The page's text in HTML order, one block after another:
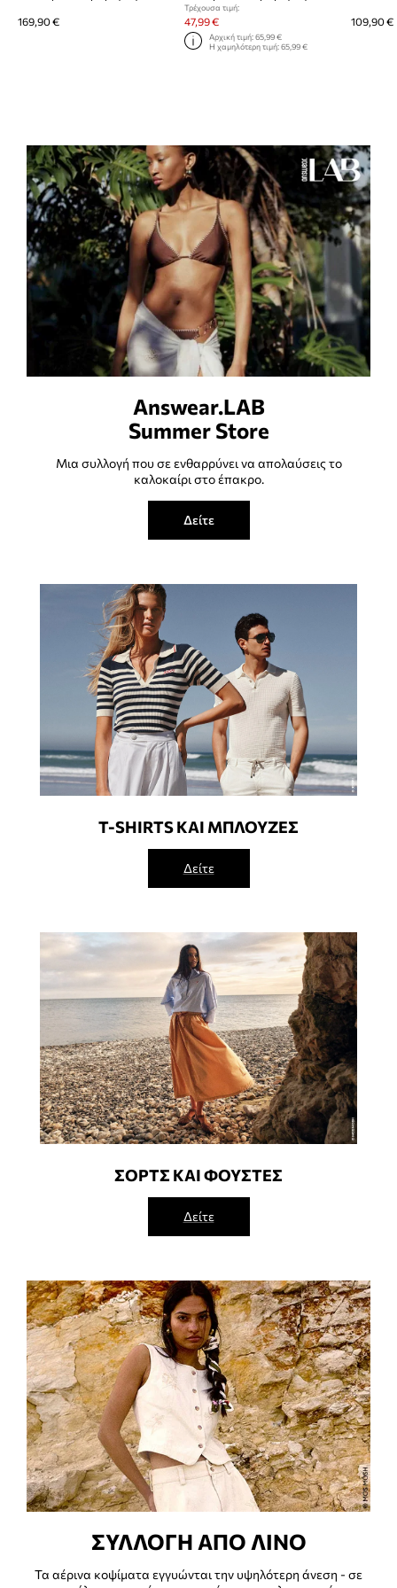
169,90 €
Τρέχουσα τιμή:
47,99 €
Αρχική τιμή:65,99 €
Η χαμηλότερη τιμή:65,99 €
109,90 €
Answear.LAB
Summer Store
Μια συλλογή που σε ενθαρρύνει να απολαύσεις το
καλοκαίρι στο έπακρο.
Δείτε
T-SHIRTS ΚΑΙ ΜΠΛΟΥΖΕΣ
Δείτε
ΣΟΡΤΣ ΚΑΙ ΦΟΥΣΤΕΣ
Δείτε
ΣΥΛΛΟΓΗ ΑΠΟ ΛΙΝΟ
Τα αέρινα κοψίματα εγγυώνται την υψηλότερη άνεση - σε